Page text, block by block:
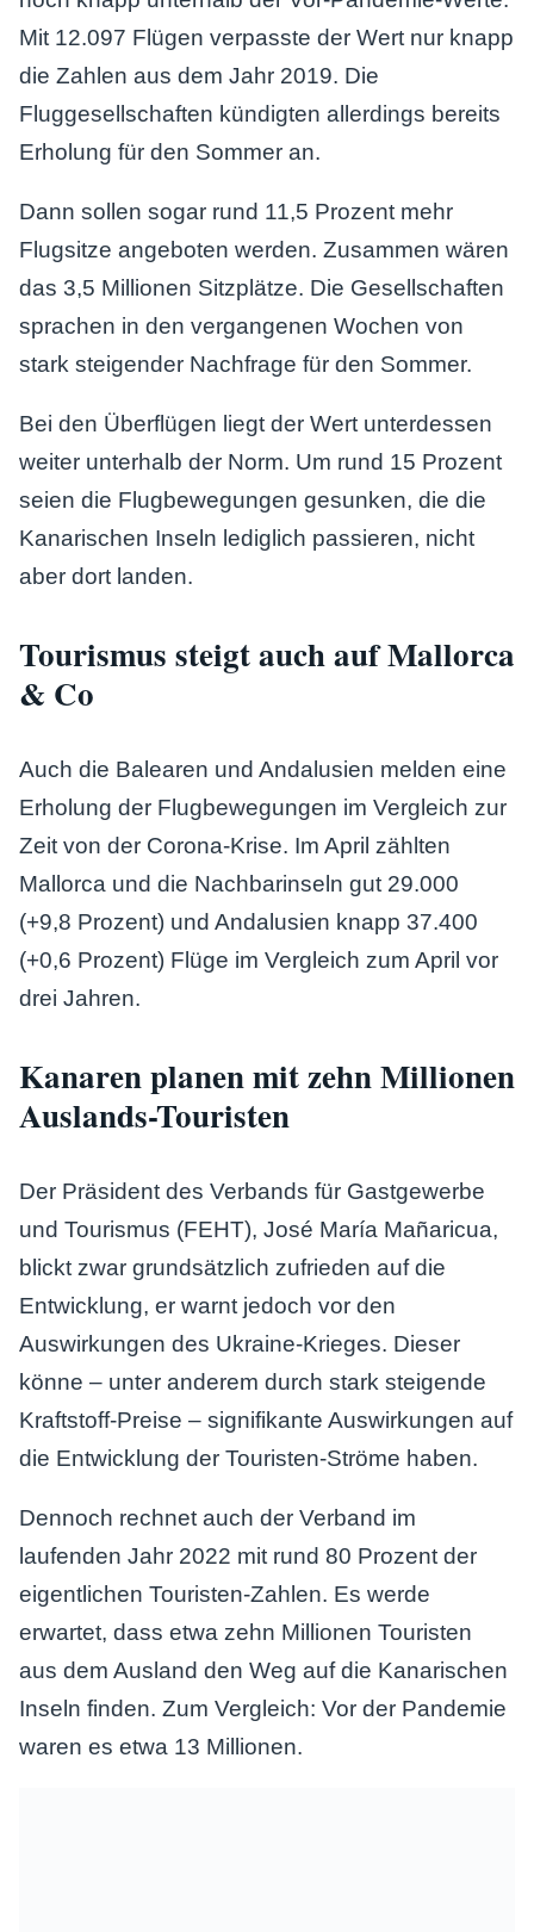
Mit 12.097 Flügen verpasste der Wert nur knapp
die Zahlen aus dem Jahr 2019. Die
Fluggesellschaften kündigten allerdings bereits
Erholung für den Sommer an.
Dann sollen sogar rund 11,5 Prozent mehr
Flugsitze angeboten werden. Zusammen wären
das 3,5 Millionen Sitzplätze. Die Gesellschaften
sprachen in den vergangenen Wochen von
stark steigender Nachfrage für den Sommer.
Bei den Überflügen liegt der Wert unterdessen
weiter unterhalb der Norm. Um rund 15 Prozent
seien die Flugbewegungen gesunken, die die
Kanarischen Inseln lediglich passieren, nicht
aber dort landen.
Tourismus steigt auch auf Mallorca
& Co
Auch die Balearen und Andalusien melden eine
Erholung der Flugbewegungen im Vergleich zur
Zeit von der Corona-Krise. Im April zählten
Mallorca und die Nachbarinseln gut 29.000
(+9,8 Prozent) und Andalusien knapp 37.400
(+0,6 Prozent) Flüge im Vergleich zum April vor
drei Jahren.
Kanaren planen mit zehn Millionen
Auslands-Touristen
Der Präsident des Verbands für Gastgewerbe
und Tourismus (FEHT), José María Mañaricua,
blickt zwar grundsätzlich zufrieden auf die
Entwicklung, er warnt jedoch vor den
Auswirkungen des Ukraine-Krieges. Dieser
könne – unter anderem durch stark steigende
Kraftstoff-Preise – signifikante Auswirkungen auf
die Entwicklung der Touristen-Ströme haben.
Dennoch rechnet auch der Verband im
laufenden Jahr 2022 mit rund 80 Prozent der
eigentlichen Touristen-Zahlen. Es werde
erwartet, dass etwa zehn Millionen Touristen
aus dem Ausland den Weg auf die Kanarischen
Inseln finden. Zum Vergleich: Vor der Pandemie
waren es etwa 13 Millionen.